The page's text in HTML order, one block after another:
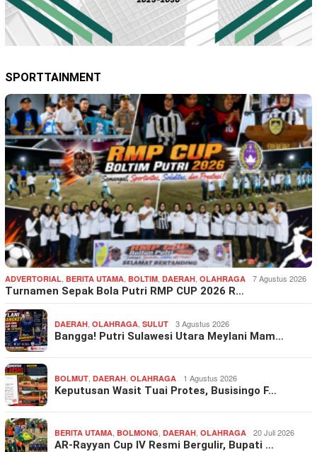
SPORTTAINMENT
ADVERTORIAL BERITA UTAMA BOLTIM DAERAH OLAHRAGA 7 Agustus 2026
Turnamen Sepak Bola Putri RMP CUP 2026 R…
DAERAH OLAHRAGA SULUT 3 Agustus 2026
Bangga! Putri Sulawesi Utara Meylani Mam…
BOLMUT DAERAH OLAHRAGA 1 Agustus 2026
Keputusan Wasit Tuai Protes, Busisingo F…
BERITA UTAMA BOLMONG DAERAH OLAHRAGA 20 Juli 2026
AR-Rayyan Cup IV Resmi Bergulir, Bupati …